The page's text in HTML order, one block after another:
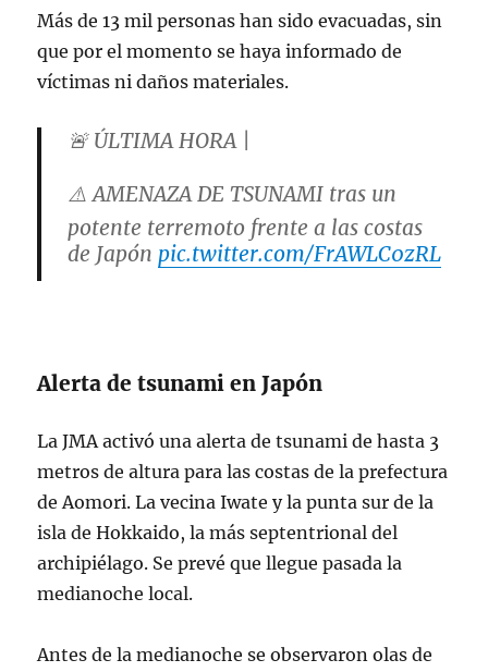
Más de 13 mil personas han sido evacuadas, sin
que por el momento se haya informado de
víctimas ni daños materiales.
🚨 ÚLTIMA HORA |
⚠️ AMENAZA DE TSUNAMI tras un
potente terremoto frente a las costas
de Japón pic.twitter.com/FrAWLC0zRL
Alerta de tsunami en Japón
La JMA activó una alerta de tsunami de hasta 3
metros de altura para las costas de la prefectura
de Aomori. La vecina Iwate y la punta sur de la
isla de Hokkaido, la más septentrional del
archipiélago. Se prevé que llegue pasada la
medianoche local.
Antes de la medianoche se observaron olas de